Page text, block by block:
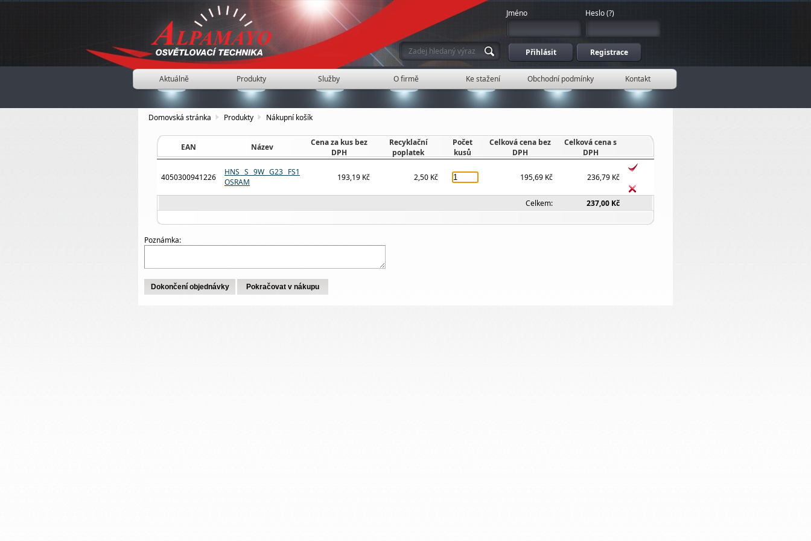
Jméno Heslo(?)
Aktuálně Produkty Služby O firmě Ke stažení Obchodní podmínky Kontakt
Domovská stránka Produkty Nákupní košík
EAN Název
Cena za kus bez
DPH
Recyklační
poplatek
Počet
kusů
Celková cena bez
DPH
Celková cena s
DPH
Celkem: 237,00 Kč
4050300941226
HNS S 9W G23 FS1
OSRAM
193,19 Kč 2,50 Kč 195,69 Kč 236,79 Kč
Poznámka: